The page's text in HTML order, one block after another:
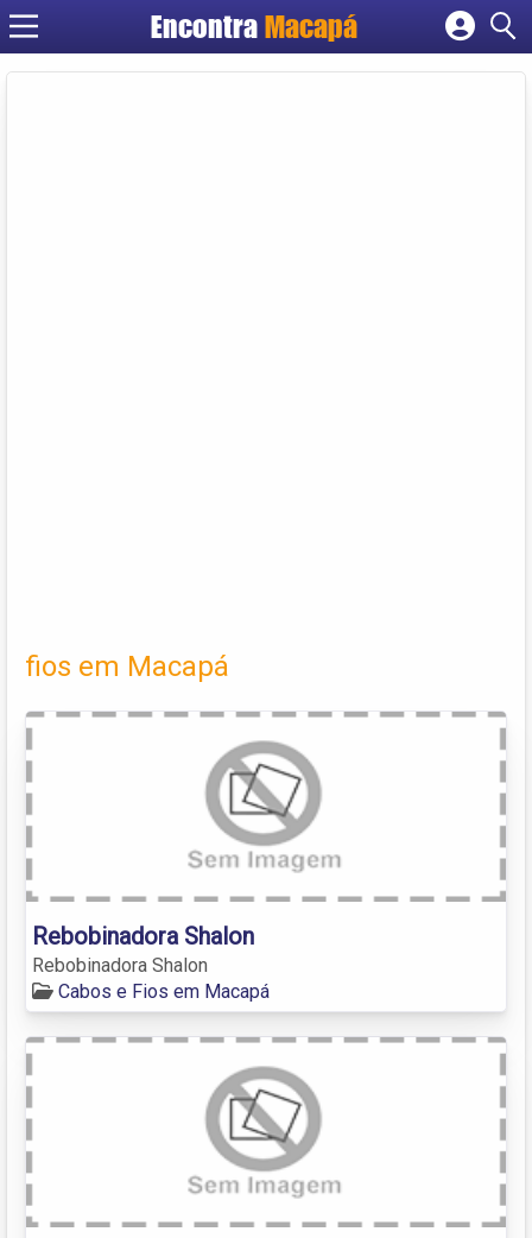
EncontraMacapá
Cadastrar empresa
fios em Macapá
Rebobinadora Shalon
Rebobinadora Shalon
Cabos e Fios em Macapá